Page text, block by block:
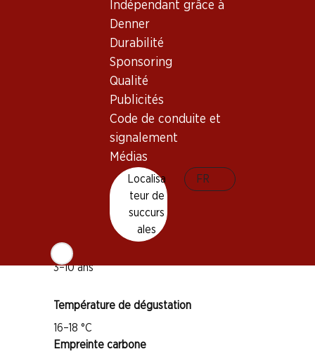
Indépendant grâce à
Denner
Durabilité
Sponsoring
Qualité
Publicités
Code de conduite et
signalement
Médias
Localisa
teur de
succurs
ales
FR
Bon à savoir
Cabernet Sauvignon
Petit Verdot
Maturité
3–10 ans
Température de dégustation
16–18 °C
Empreinte carbone